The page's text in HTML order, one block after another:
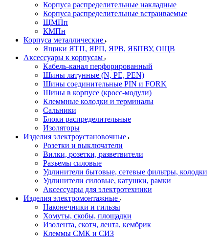
Корпуса распределительные накладные
Корпуса распределительные встраиваемые
ЩМПп
КМПн
Корпуса металлические
Ящики ЯТП, ЯРП, ЯРВ, ЯБПВУ, ОЩВ
Аксессуары к корпусам
Кабель-канал перфорированный
Шины латунные (N, PE, PEN)
Шины соединительные PIN и FORK
Шины в корпусе (кросс-модули)
Клеммные колодки и терминалы
Сальники
Блоки распределительные
Изоляторы
Изделия электроустановочные
Розетки и выключатели
Вилки, розетки, разветвители
Разъемы силовые
Удлинители бытовые, сетевые фильтры, колодки
Удлинители силовые, катушки, рамки
Аксессуары для электротехники
Изделия электромонтажные
Наконечники и гильзы
Хомуты, скобы, площадки
Изолента, скотч, лента, кембрик
Клеммы СМК и СИЗ